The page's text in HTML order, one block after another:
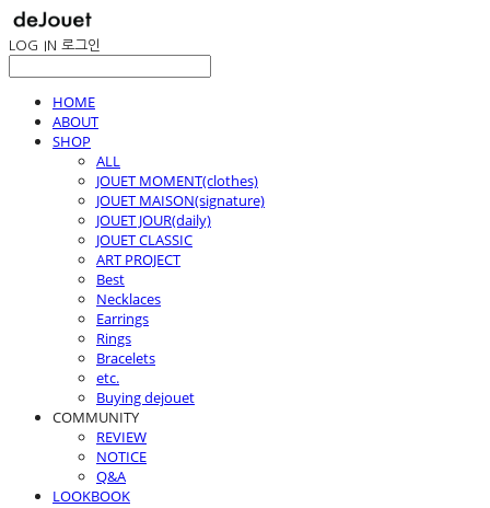
LOG IN 로그인
HOME
ABOUT
SHOP
ALL
JOUET MOMENT(clothes)
JOUET MAISON(signature)
JOUET JOUR(daily)
JOUET CLASSIC
ART PROJECT
Best
Necklaces
Earrings
Rings
Bracelets
etc.
Buying dejouet
COMMUNITY
REVIEW
NOTICE
Q&A
LOOKBOOK